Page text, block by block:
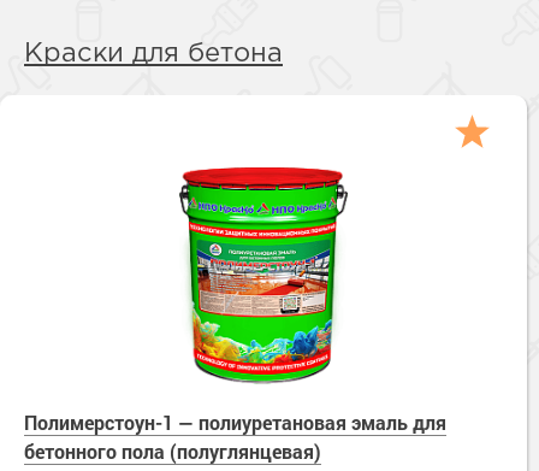
Краски для бетона
Полимерстоун-1 — полиуретановая эмаль для
бетонного пола (полуглянцевая)